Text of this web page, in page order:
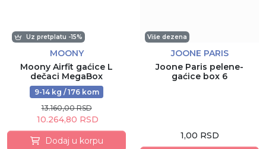
Uz pretplatu -15%
MOONY
Moony Airfit gaćice L
dečaci MegaBox
9-14 kg / 176 kom
13.160,00 RSD
10.264,80 RSD
Dodaj u korpu
Više dezena
JOONE PARIS
Joone Paris pelene-
gaćice box 6
1,00 RSD